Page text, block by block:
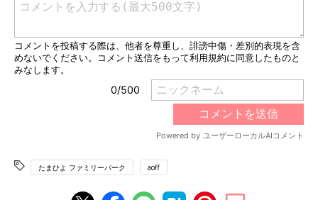
たまひよ ファミリーパーク aoff